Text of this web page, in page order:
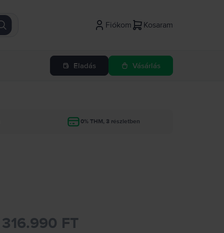
Fiókom Kosaram
Eladás Vásárlás
0% THM, 3 részletben
316.990 FT